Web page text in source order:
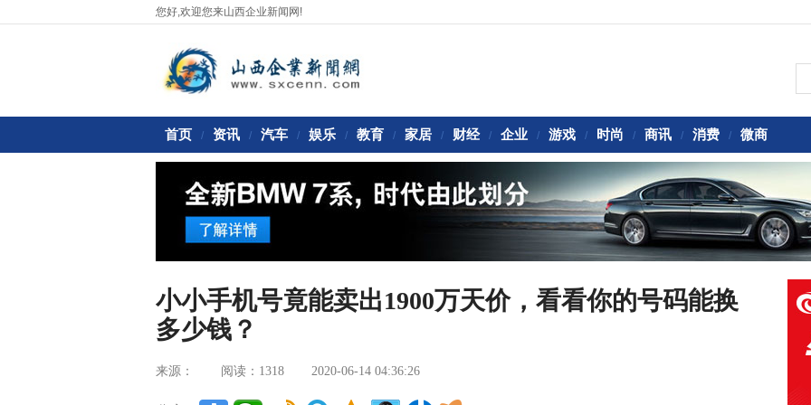
您好,欢迎您来山西企业新闻网!
首页 / 资讯 / 汽车 / 娱乐 / 教育 / 家居 / 财经 / 企业 / 游戏 / 时尚 / 商讯 / 消费 / 微商
小小手机号竟能卖出1900万天价，看看你的号码能换
多少钱？
来源： 阅读：1318 2020-06-14 04:36:26